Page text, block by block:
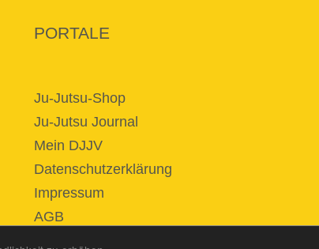
PORTALE
Ju-Jutsu-Shop
Ju-Jutsu Journal
Mein DJJV
Datenschutzerklärung
Impressum
AGB